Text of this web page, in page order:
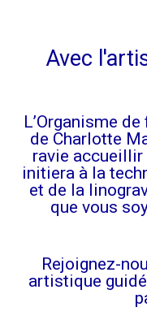
Avec
L’Organisme
de Charlotte
ravie
initiera à la
et de la
que vous
Rejoignez-
artistique